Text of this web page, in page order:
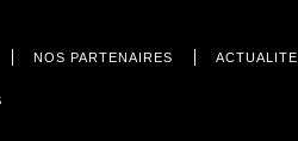
NOS PARTENAIRES